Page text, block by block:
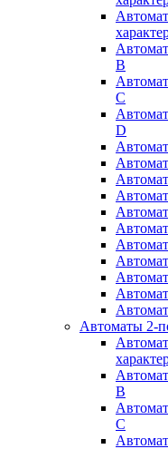
B
C
D
Автоматы 2-
B
C